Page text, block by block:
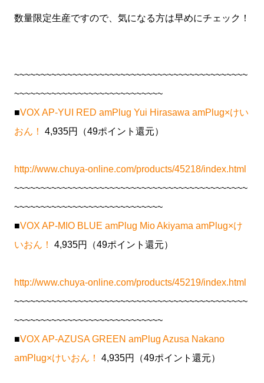
数量限定生産ですので、気になる方は早めにチェック！
~~~~~~~~~~~~~~~~~~~~~~~~~~~~~~~~~~~~~~~~~~~~
~~~~~~~~~~~~~~~~~~~~~~~~~~~~
■VOX AP-YUI RED amPlug Yui Hirasawa amPlug×けい
おん！
4,935円（49ポイント還元）
http://www.chuya-online.com/products/45218/index.html
~~~~~~~~~~~~~~~~~~~~~~~~~~~~~~~~~~~~~~~~~~~~
~~~~~~~~~~~~~~~~~~~~~~~~~~~~
■VOX AP-MIO BLUE amPlug Mio Akiyama amPlug×け
いおん！
4,935円（49ポイント還元）
http://www.chuya-online.com/products/45219/index.html
~~~~~~~~~~~~~~~~~~~~~~~~~~~~~~~~~~~~~~~~~~~~
~~~~~~~~~~~~~~~~~~~~~~~~~~~~
■VOX AP-AZUSA GREEN amPlug Azusa Nakano
amPlug×けいおん！ 4,935円（49ポイント還元）